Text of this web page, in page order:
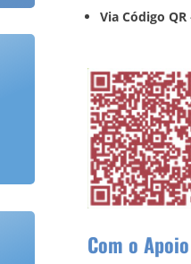
Via Código
Com o Apoio